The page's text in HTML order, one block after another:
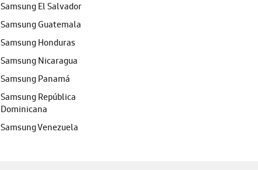
Samsung El Salvador
Samsung Guatemala
Samsung Honduras
Samsung Nicaragua
Samsung Panamá
Samsung República
Dominicana
Samsung Venezuela